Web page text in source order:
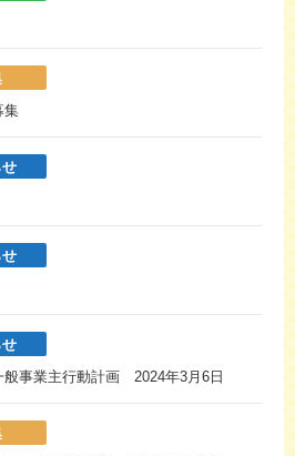
集
般事業主行動計画 2024年3月6日